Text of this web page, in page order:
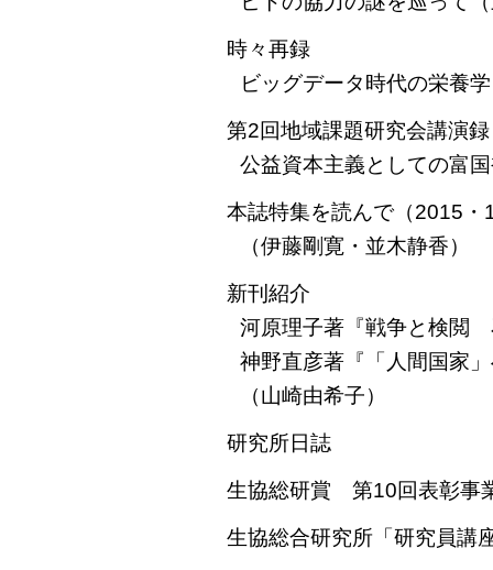
時々再録
ビッグデータ時代の栄養
第2回地域課題研究会講演録
公益資本主義としての富
本誌特集を読んで（2015・
（伊藤剛寛・並木静香）
新刊紹介
河原理子著『戦争と検閲
神野直彦著『「人間国家
（山崎由希子）
研究所日誌
生協総研賞 第10回表彰事
生協総合研究所「研究員講